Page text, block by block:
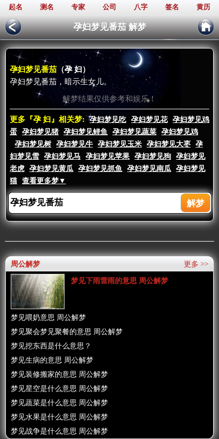
起名 测名 专家 公司 八字 签名 黄历
孕妇梦见番茄 解梦
孕妇梦见番茄 （孕 妇）
孕妇梦见番茄，暗示生女儿。
解梦结果仅供参考和娱乐！
更多『孕 妇』相关梦: 孕妇梦见吃 孕妇梦见花
孕妇梦见鸡
蛋
孕妇梦见猪 孕妇梦见鲤鱼 孕妇梦见蔬菜
孕妇梦见鸡
孕妇梦见树
孕妇梦见牛 孕妇梦见玉米 孕妇梦见大枣
孕
妇梦见雪
孕妇梦见马 孕妇梦见苹果 孕妇梦见狗
孕妇梦见
老虎
孕妇梦见黄瓜 孕妇梦见抓鱼 孕妇梦见南瓜
孕妇梦见
猫
查看更多梦▼
更多 >>
周公解梦
梦见下雨雷雨的意思 周公解梦
梦见喂奶意思 周公解梦
梦见聚会梦见聚餐的意思 周公解梦
梦见挖东西是什么意思？
梦见生病的意思 周公解梦
梦见装修搬家的意思 周公解梦
梦见星空是什么意思 周公解梦
梦见蔬菜是什么意思 周公解梦
梦见水果是什么意思 周公解梦
梦见战争是什么意思 周公解梦